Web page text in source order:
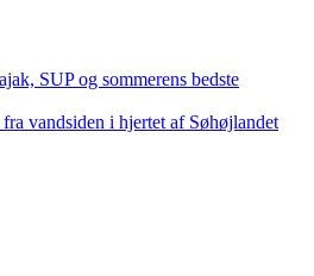
SUP og sommerens bedste
vandsiden i hjertet af Søhøjlandet